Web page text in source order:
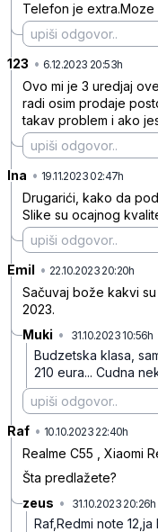
Telefon je extra.Moze
123 • 6.12.2023 20:53h
Ovo mi je 3 uredjaj
radi osim prodaje
takav problem i ako
Ina • 19.11.2023 02:47h
Drugarići, kako da
Slike su ocajnog
Emil • 22.10.2023 20:20h
Sačuvaj bože kakvi
2023.
Muki • 31.10.2023 10:56h
Budzetska klasa,
210 eura... Cudna
Raf • 10.10.2023 22:40h
Realme C55 , Xiaomi
Šta predlažete?
zeus • 31.10.2023 20:26h
Raf,Redmi note